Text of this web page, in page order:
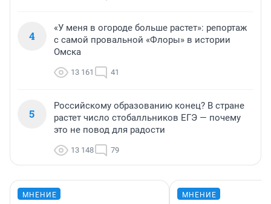
4
«У меня в огороде больше растет»: репортаж
с самой провальной «Флоры» в истории
Омска
13 161 41
5
Российскому образованию конец? В стране
растет число стобалльников ЕГЭ — почему
это не повод для радости
13 148 79
МНЕНИЕ МНЕНИЕ